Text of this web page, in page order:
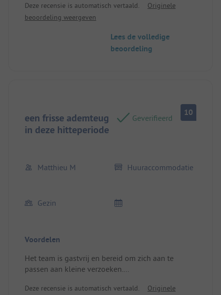
zo aangenaam mogelijk te maken.
Het restaurant is gastvrij, eenvoudig maar lekker.
Locatie/Huisvesting: Goed afgebakende plek,
Deze recensie is automatisch vertaald.
Originele
beoordeling weergeven
Lees de volledige
beoordeling
een frisse ademteug
in deze hitteperiode
Geverifieerd
10
Matthieu M Huuraccommodatie
Gezin
Voordelen
Het team is gastvrij en bereid om zich aan te
passen aan kleine verzoeken.
Deze recensie is automatisch vertaald.
Originele